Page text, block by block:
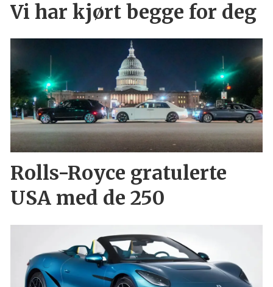
Vi har kjørt begge for deg
Rolls-Royce gratulerte
USA med de 250